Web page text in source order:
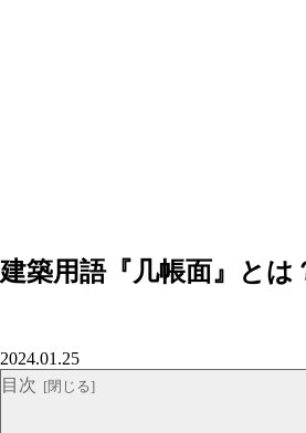
建築用語『几帳面』とは
2024.01.25
目次